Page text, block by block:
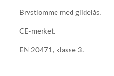
Brystlomme med glidelås.
CE-merket.
EN 20471, klasse 3.